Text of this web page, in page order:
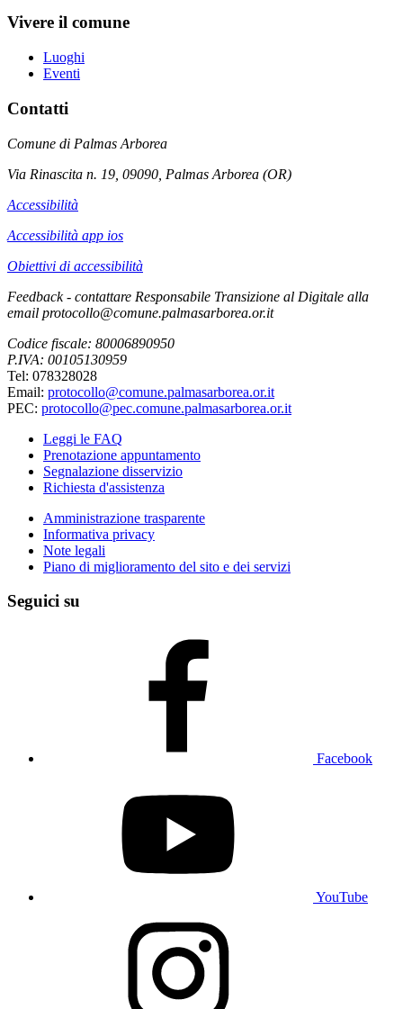
Vivere il comune
Luoghi
Eventi
Contatti
Comune di Palmas Arborea
Via Rinascita n. 19, 09090, Palmas Arborea (OR)
Accessibilità
Accessibilità app ios
Obiettivi di accessibilità
Feedback - contattare Responsabile Transizione al Digitale alla
email protocollo@comune.palmasarborea.or.it
Codice fiscale: 80006890950
P.IVA: 00105130959
Tel: 078328028
Email: protocollo@comune.palmasarborea.or.it
PEC: protocollo@pec.comune.palmasarborea.or.it
Leggi le FAQ
Prenotazione appuntamento
Segnalazione disservizio
Richiesta d'assistenza
Amministrazione trasparente
Informativa privacy
Note legali
Piano di miglioramento del sito e dei servizi
Seguici su
Facebook
YouTube